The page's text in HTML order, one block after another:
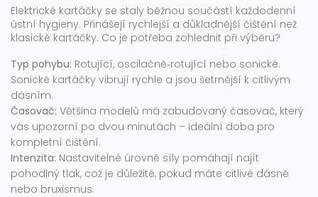
Elektrické kartáčky se staly běžnou součástí každodenní
ústní hygieny. Přinášejí rychlejší a důkladnější čištění než
klasické kartáčky. Co je potřeba zohlednit při výběru?
Typ pohybu: Rotující, oscilačně‑rotující nebo sonické.
Sonické kartáčky vibrují rychle a jsou šetrnější k citlivým
dásním.
Časovač: Většina modelů má zabudovaný časovač, který
vás upozorní po dvou minutách – ideální doba pro
kompletní čištění.
Intenzita: Nastavitelné úrovně síly pomáhají najít
pohodlný tlak, což je důležité, pokud máte citlivé dásně
nebo bruxismus.